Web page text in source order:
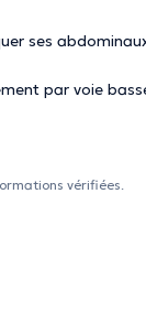
ses
par voie
vérifiées.